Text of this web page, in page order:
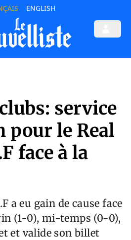
ENGLISH
service
le Real
face à la
a eu gain de cause face
(1-0), mi-temps (0-0),
et valide son billet